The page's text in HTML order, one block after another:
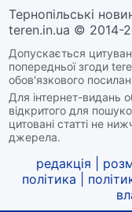
Тернопільські
teren.in.ua © 2014-
Допускається
попередньої згоди
обов'язкового
Для інтернет-видань
відкритого для
цитовані статті не
джерела.
редакція
політика